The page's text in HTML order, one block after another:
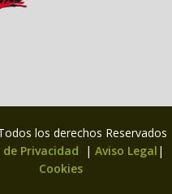
los derechos Reservados
Privacidad
| Aviso Legal |
Cookies